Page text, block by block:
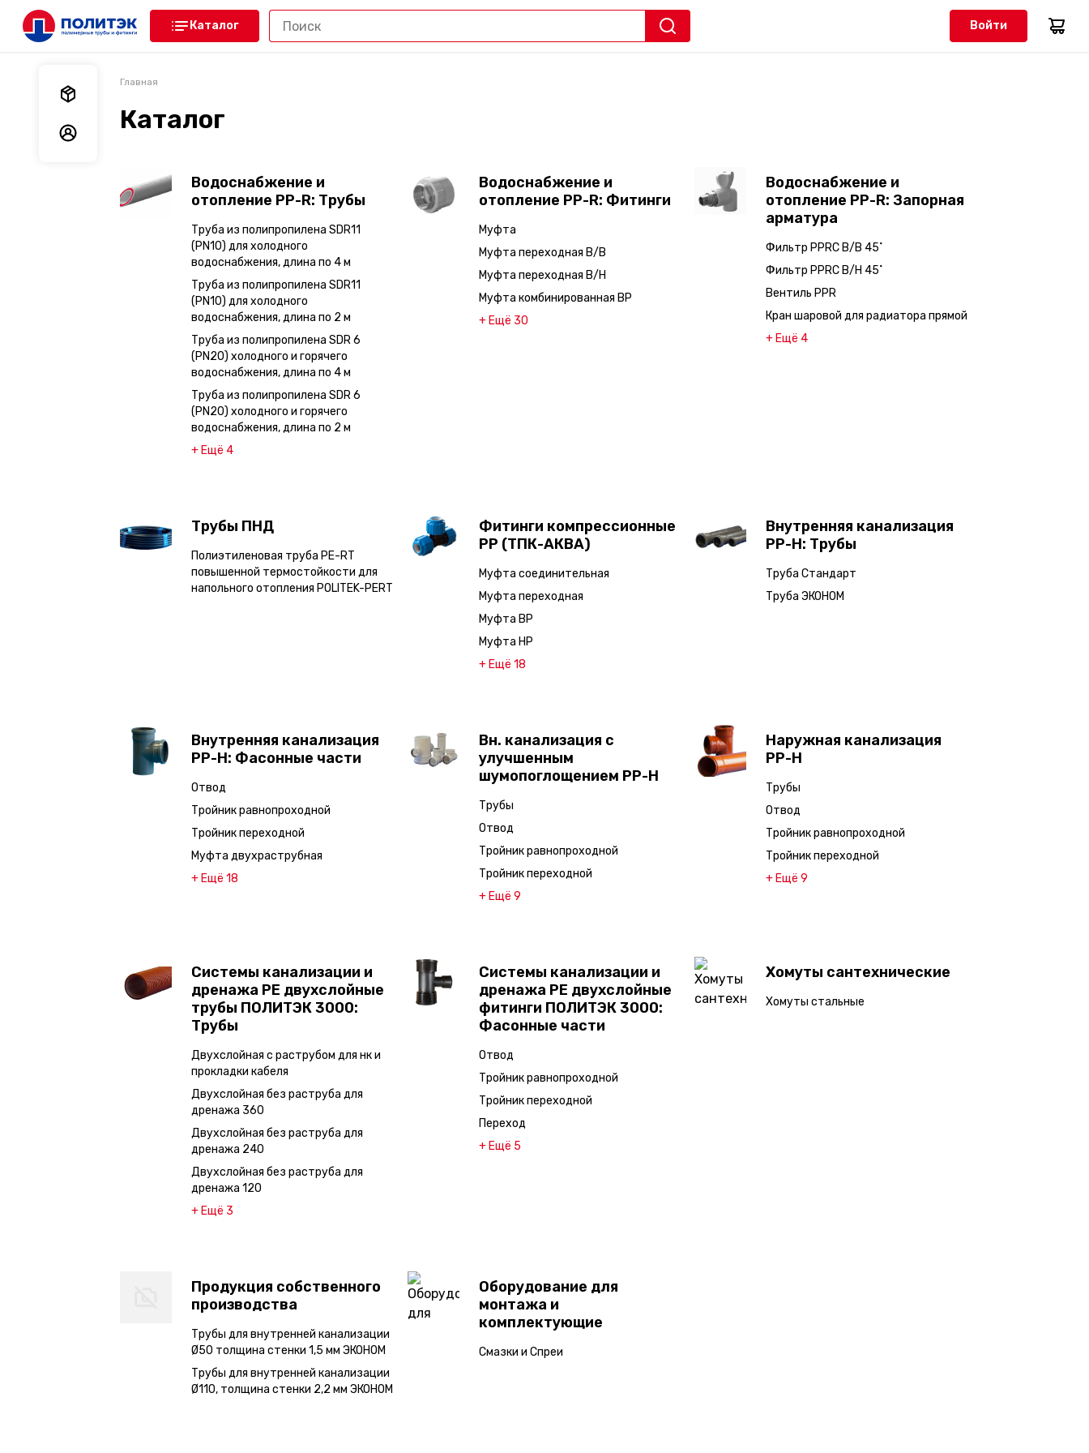
Каталог Войти
Мои данные
Главная
Каталог
Водоснабжение и
отопление PP-R: Трубы
Труба из полипропилена SDR11
(PN10) для холодного
водоснабжения, длина по 4 м
Труба из полипропилена SDR11
(PN10) для холодного
водоснабжения, длина по 2 м
Труба из полипропилена SDR 6
(PN20) холодного и горячего
водоснабжения, длина по 4 м
Труба из полипропилена SDR 6
(PN20) холодного и горячего
водоснабжения, длина по 2 м
+ Ещё 4
Водоснабжение и
отопление PP-R: Фитинги
Муфта
Муфта переходная В/В
Муфта переходная В/Н
Муфта комбинированная ВР
+ Ещё 30
Водоснабжение и
отопление PP-R: Запорная
арматура
Фильтр PPRC В/В 45˚
Фильтр PPRC В/Н 45˚
Вентиль PPR
Кран шаровой для радиатора прямой
+ Ещё 4
Трубы ПНД
Полиэтиленовая труба PE-RT
повышенной термостойкости для
напольного отопления POLITEK-PERT
Фитинги компрессионные
PP (ТПК-АКВА)
Муфта соединительная
Муфта переходная
Муфта ВР
Муфта НР
+ Ещё 18
Внутренняя канализация
PP-H: Трубы
Труба Стандарт
Труба ЭКОНОМ
Внутренняя канализация
PP-H: Фасонные части
Отвод
Тройник равнопроходной
Тройник переходной
Муфта двухраструбная
+ Ещё 18
Вн. канализация с
улучшенным
шумопоглощением PP-H
Трубы
Отвод
Тройник равнопроходной
Тройник переходной
+ Ещё 9
Наружная канализация
PP-H
Трубы
Отвод
Тройник равнопроходной
Тройник переходной
+ Ещё 9
Системы канализации и
дренажа PE двухслойные
трубы ПОЛИТЭК 3000:
Трубы
Двухслойная с раструбом для нк и
прокладки кабеля
Двухслойная без раструба для
дренажа 360
Двухслойная без раструба для
дренажа 240
Двухслойная без раструба для
дренажа 120
+ Ещё 3
Системы канализации и
дренажа PE двухслойные
фитинги ПОЛИТЭК 3000:
Фасонные части
Отвод
Тройник равнопроходной
Тройник переходной
Переход
+ Ещё 5
Хомуты сантехнические
Хомуты стальные
Продукция собственного
производства
Трубы для внутренней канализации
Ø50 толщина стенки 1,5 мм ЭКОНОМ
Трубы для внутренней канализации
Ø110, толщина стенки 2,2 мм ЭКОНОМ
Оборудование для
монтажа и
комплектующие
Смазки и Спреи